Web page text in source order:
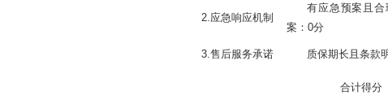
2.应急响应机制
有应急预案且合
案：0分
3.售后服务承诺 质保期长且条款
合计得分